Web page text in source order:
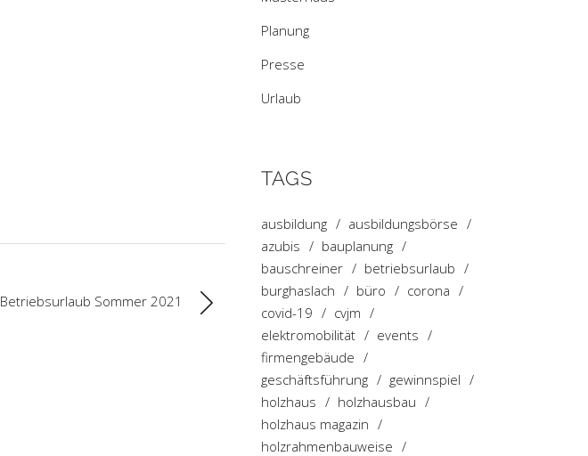
Betriebsurlaub Sommer 2021
Planung
Presse
Urlaub
TAGS
ausbildung
ausbildungsbörse
azubis
bauplanung
bauschreiner
betriebsurlaub
burghaslach
büro
corona
covid-19
cvjm
elektromobilität
events
firmengebäude
geschäftsführung
gewinnspiel
holzhaus
holzhausbau
holzhaus magazin
holzrahmenbauweise